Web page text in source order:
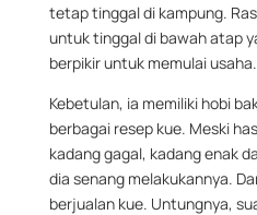
tetap tinggal di kampung.
untuk tinggal di bawah atap
berpikir untuk memulai usaha.
Kebetulan, ia memiliki hobi
berbagai resep kue. Meski
kadang gagal, kadang enak
dia senang melakukannya.
berjualan kue. Untungnya,